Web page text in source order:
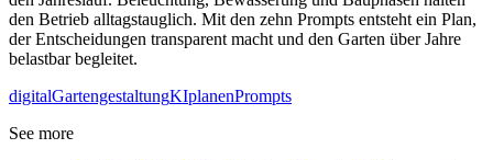
den Betrieb alltagstauglich. Mit den zehn Prompts entsteht ein Plan,
der Entscheidungen transparent macht und den Garten über Jahre
belastbar begleitet.
digitalGartengestaltungKIplanenPrompts
See more